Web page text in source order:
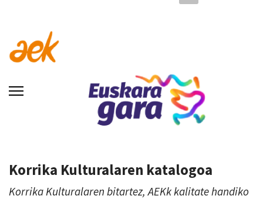
Korrika Kulturalaren katalogoa
Korrika Kulturalaren bitartez, AEKk kalitate handiko